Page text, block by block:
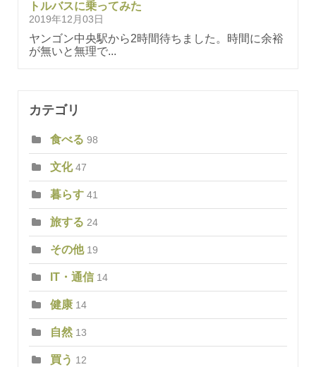
トルバスに乗ってみた
2019年12月03日
ヤンゴン中央駅から2時間待ちました。時間に余裕
が無いと無理で...
カテゴリ
食べる 98
文化 47
暮らす 41
旅する 24
その他 19
IT・通信 14
健康 14
自然 13
買う 12